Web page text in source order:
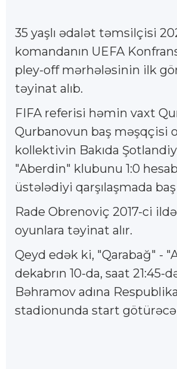
35 yaşlı ədalət təmsilçisi
komandanın UEFA
pley-off mərhələsinin ilk
təyinat alıb.
FIFA referisi həmin vaxt
Qurbanovun baş məşqçisi
kollektivin Bakıda
"Aberdin" klubunu 1:0
üstələdiyi qarşılaşmada
Rade Obrenoviç 2017-ci
oyunlara təyinat alır.
Qeyd edək ki, "Qarabağ" -
dekabrın 10-da, saat 21:45-
Bəhramov adına
stadionunda start